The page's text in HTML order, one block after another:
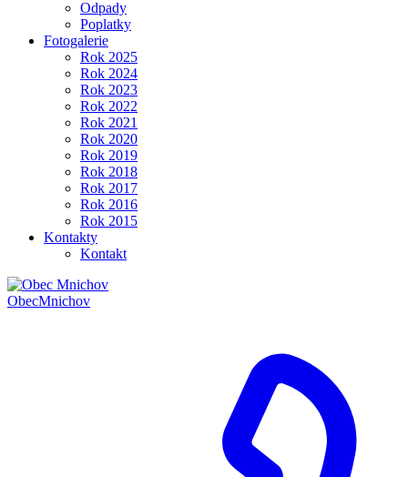
Odpady
Poplatky
Fotogalerie
Rok 2025
Rok 2024
Rok 2023
Rok 2022
Rok 2021
Rok 2020
Rok 2019
Rok 2018
Rok 2017
Rok 2016
Rok 2015
Kontakty
Kontakt
ObecMnichov